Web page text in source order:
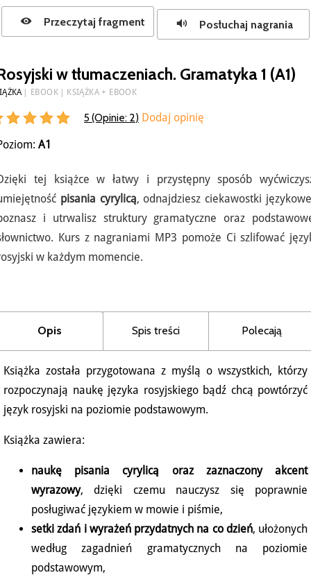
Przeczytaj fragment Posłuchaj nagrania
w tłumaczeniach. Gramatyka 1 (A1)
EBOOK KSIĄŻKA + EBOOK
5 (Opinie: 2) Dodaj opinię
A1
tej książce w łatwy i przystępny sposób
pisania cyrylicą, odnajdziesz ciekawostki
i utrwalisz struktury gramatyczne oraz
Kurs z nagraniami MP3 pomoże Ci szlifować
w każdym momencie.
Opis Spis treści Polecają
Książka została przygotowana z myślą o wszystkich, którzy
rozpoczynają naukę języka rosyjskiego bądź chcą powtórzyć
język rosyjski na poziomie podstawowym.
Książka zawiera:
naukę pisania cyrylicą oraz zaznaczony akcent
wyrazowy, dzięki czemu nauczysz się poprawnie
posługiwać językiem w mowie i piśmie,
setki zdań i wyrażeń przydatnych na co dzień, ułożonych
według zagadnień gramatycznych na poziomie
podstawowym,